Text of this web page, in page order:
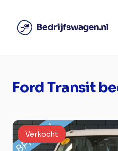
Ford Transit
Verkocht